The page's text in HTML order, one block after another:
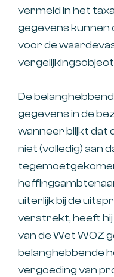
vermeld in het
gegevens kunnen
voor de
De
gegevens in de
wanneer blijkt dat
niet (volledig) aan
uiterlijk bij de
verstrekt, heeft
van de Wet WOZ
belanghebbende
vergoeding van